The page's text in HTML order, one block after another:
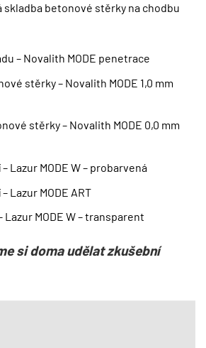
skladba betonové stěrky na chodbu
– Novalith MODE penetrace
stěrky – Novalith MODE 1,0 mm
stěrky – Novalith MODE 0,0 mm
Lazur MODE W – probarvená
Lazur MODE ART
MODE W – transparent
si doma udělat zkušební